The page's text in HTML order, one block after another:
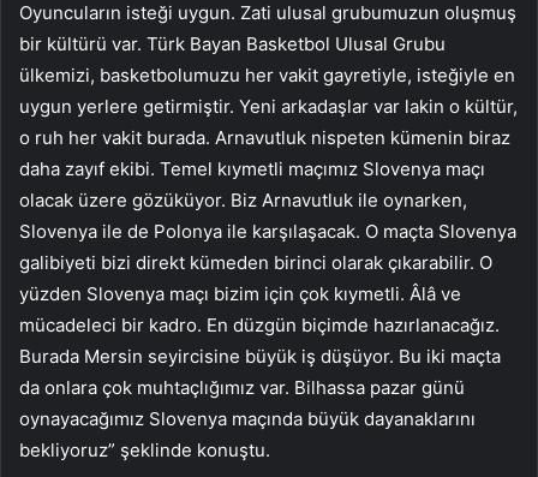
Oyuncuların isteği uygun. Zati ulusal grubumuzun oluşmuş
bir kültürü var. Türk Bayan Basketbol Ulusal Grubu
ülkemizi, basketbolumuzu her vakit gayretiyle, isteğiyle en
uygun yerlere getirmiştir. Yeni arkadaşlar var lakin o kültür,
o ruh her vakit burada. Arnavutluk nispeten kümenin biraz
daha zayıf ekibi. Temel kıymetli maçımız Slovenya maçı
olacak üzere gözüküyor. Biz Arnavutluk ile oynarken,
Slovenya ile de Polonya ile karşılaşacak. O maçta Slovenya
galibiyeti bizi direkt kümeden birinci olarak çıkarabilir. O
yüzden Slovenya maçı bizim için çok kıymetli. Âlâ ve
mücadeleci bir kadro. En düzgün biçimde hazırlanacağız.
Burada Mersin seyircisine büyük iş düşüyor. Bu iki maçta
da onlara çok muhtaçlığımız var. Bilhassa pazar günü
oynayacağımız Slovenya maçında büyük dayanaklarını
bekliyoruz” şeklinde konuştu.